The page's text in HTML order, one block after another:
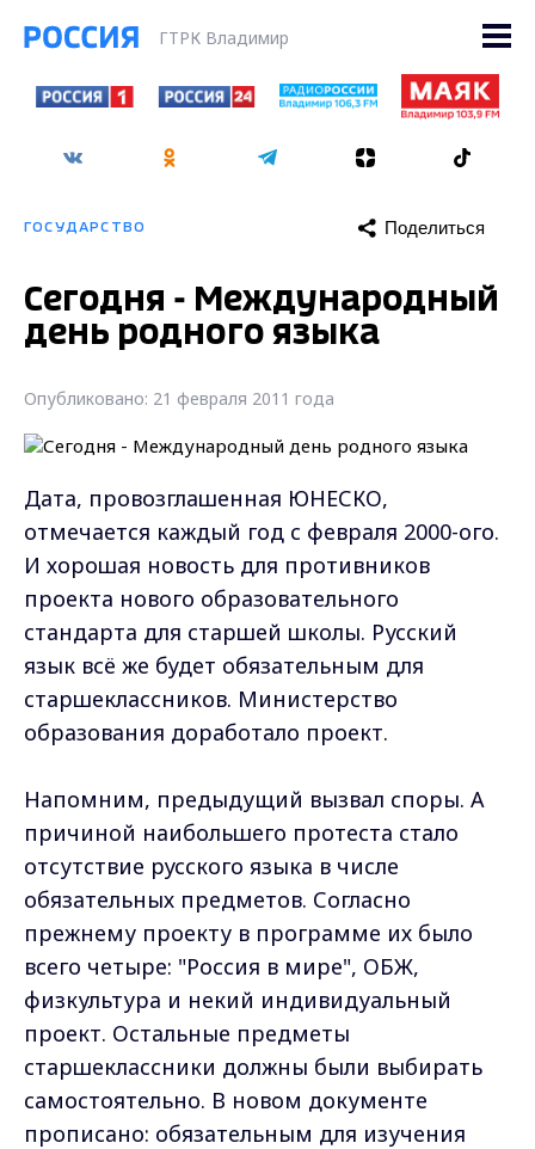
ГТРК Владимир
ГОСУДАРСТВО Поделиться
Сегодня - Международный
день родного языка
Опубликовано: 21 февраля 2011 года
Дата, провозглашенная ЮНЕСКО,
отмечается каждый год с февраля 2000-ого.
И хорошая новость для противников
проекта нового образовательного
стандарта для старшей школы. Русский
язык всё же будет обязательным для
старшеклассников. Министерство
образования доработало проект.
Напомним, предыдущий вызвал споры. А
причиной наибольшего протеста стало
отсутствие русского языка в числе
обязательных предметов. Согласно
прежнему проекту в программе их было
всего четыре: "Россия в мире", ОБЖ,
физкультура и некий индивидуальный
проект. Остальные предметы
старшеклассники должны были выбирать
самостоятельно. В новом документе
прописано: обязательным для изучения